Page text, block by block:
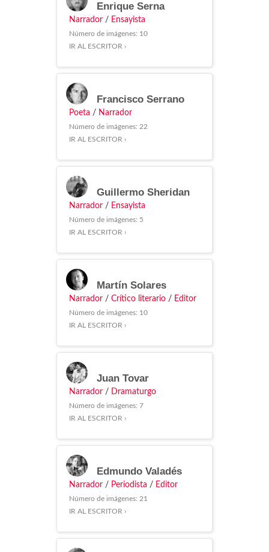
Enrique Serna
Narrador / Ensayista
Número de imágenes: 10
IR AL ESCRITOR ›
Francisco Serrano
Poeta / Narrador
Número de imágenes: 22
IR AL ESCRITOR ›
Guillermo Sheridan
Narrador / Ensayista
Número de imágenes: 5
IR AL ESCRITOR ›
Martín Solares
Narrador / Crítico literario / Editor
Número de imágenes: 10
IR AL ESCRITOR ›
Juan Tovar
Narrador / Dramaturgo
Número de imágenes: 7
IR AL ESCRITOR ›
Edmundo Valadés
Narrador / Periodista / Editor
Número de imágenes: 21
IR AL ESCRITOR ›